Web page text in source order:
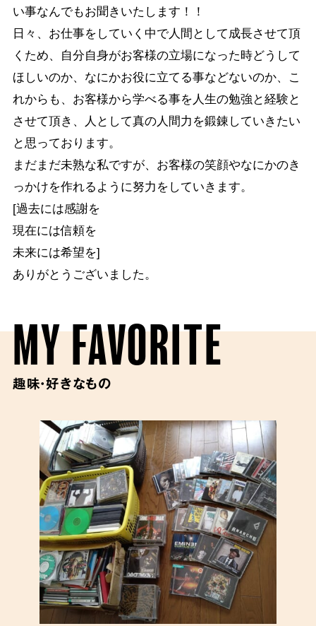
い事なんでもお聞きいたします！！
日々、お仕事をしていく中で人間として成長させて頂
くため、自分自身がお客様の立場になった時どうして
ほしいのか、なにかお役に立てる事などないのか、こ
れからも、お客様から学べる事を人生の勉強と経験と
させて頂き、人として真の人間力を鍛錬していきたい
と思っております。
まだまだ未熟な私ですが、お客様の笑顔やなにかのき
っかけを作れるように努力をしていきます。
[過去には感謝を
現在には信頼を
未来には希望を]
ありがとうございました。
MY FAVORITE
趣味・好きなもの